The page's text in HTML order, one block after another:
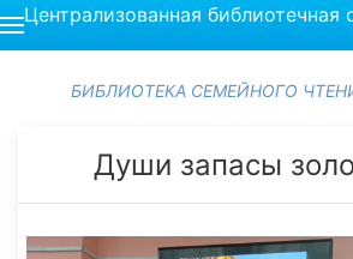
Централизованная библиотечная
БИБЛИОТЕКА СЕМЕЙНОГО
Души запасы